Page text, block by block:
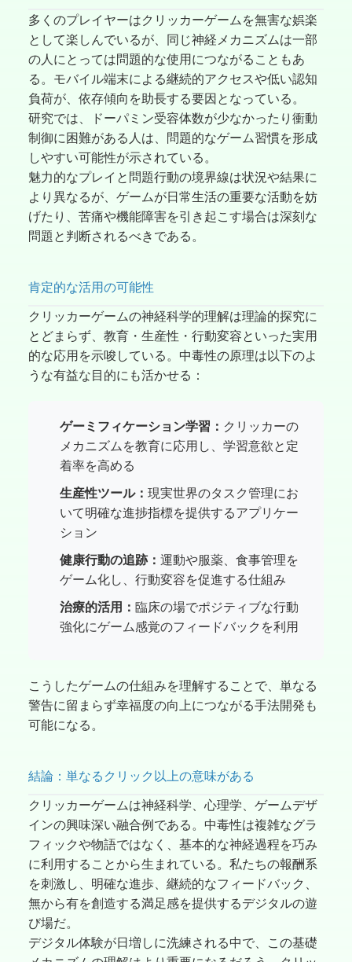
多くのプレイヤーはクリッカーゲームを無害な娯楽
として楽しんでいるが、同じ神経メカニズムは一部
の人にとっては問題的な使用につながることもあ
る。モバイル端末による継続的アクセスや低い認知
負荷が、依存傾向を助長する要因となっている。
研究では、ドーパミン受容体数が少なかったり衝動
制御に困難がある人は、問題的なゲーム習慣を形成
しやすい可能性が示されている。
魅力的なプレイと問題行動の境界線は状況や結果に
より異なるが、ゲームが日常生活の重要な活動を妨
げたり、苦痛や機能障害を引き起こす場合は深刻な
問題と判断されるべきである。
肯定的な活用の可能性
クリッカーゲームの神経科学的理解は理論的探究に
とどまらず、教育・生産性・行動変容といった実用
的な応用を示唆している。中毒性の原理は以下のよ
うな有益な目的にも活かせる：
ゲーミフィケーション学習： クリッカーの
メカニズムを教育に応用し、学習意欲と定
着率を高める
生産性ツール： 現実世界のタスク管理にお
いて明確な進捗指標を提供するアプリケー
ション
健康行動の追跡： 運動や服薬、食事管理を
ゲーム化し、行動変容を促進する仕組み
治療的活用： 臨床の場でポジティブな行動
強化にゲーム感覚のフィードバックを利用
こうしたゲームの仕組みを理解することで、単なる
警告に留まらず幸福度の向上につながる手法開発も
可能になる。
結論：単なるクリック以上の意味がある
クリッカーゲームは神経科学、心理学、ゲームデザ
インの興味深い融合例である。中毒性は複雑なグラ
フィックや物語ではなく、基本的な神経過程を巧み
に利用することから生まれている。私たちの報酬系
を刺激し、明確な進歩、継続的なフィードバック、
無から有を創造する満足感を提供するデジタルの遊
び場だ。
デジタル体験が日増しに洗練される中で、この基礎